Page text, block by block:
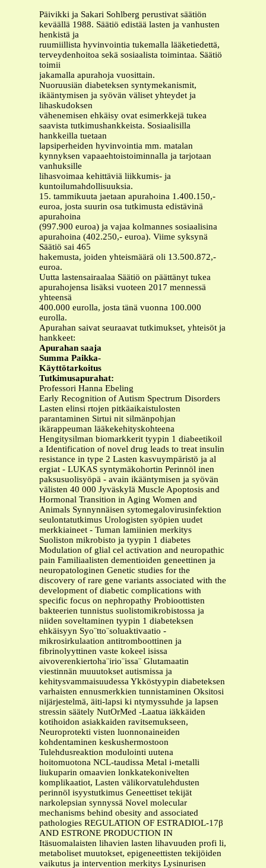
Päivikki ja Sakari Sohlberg perustivat säätiön
keväällä 1988. Säätiö edistää lasten ja vanhusten
henkistä ja
ruumiillista hyvinvointia tukemalla lääketiedettä,
terveydenhoitoa sekä sosiaalista toimintaa. Säätiö
toimii
jakamalla apurahoja vuosittain.
Nuoruusiän diabeteksen syntymekanismit,
ikääntymisen ja syövän väliset yhteydet ja
lihaskudoksen
vähenemisen ehkäisy ovat esimerkkejä tukea
saavista tutkimushankkeista. Sosiaalisilla
hankkeilla tuetaan
lapsiperheiden hyvinvointia mm. matalan
kynnyksen vapaaehtoistoiminnalla ja tarjotaan
vanhuksille
lihasvoimaa kehittäviä liikkumis- ja
kuntoilumahdollisuuksia.
15. tammikuuta jaetaan apurahoina 1.400.150,-
euroa, josta suurin osa tutkimusta edistävinä
apurahoina
(997.900 euroa) ja vajaa kolmannes sosiaalisina
apurahoina (402.250,- euroa). Viime syksynä
Säätiö sai 465
hakemusta, joiden yhteismäärä oli 13.500.872,-
euroa.
Uutta lastensairaalaa Säätiö on päättänyt tukea
apurahojensa lisäksi vuoteen 2017 mennessä
yhteensä
400.000 eurolla, josta tänä vuonna 100.000
eurolla.
Apurahan saivat seuraavat tutkimukset, yhteisöt ja
hankkeet:
Apurahan saaja
Summa Paikka-
Käyttötarkoitus
Tutkimusapurahat:
Professori Hanna Ebeling
Early Recognition of Autism Spectrum Disorders
Lasten elinsi rtojen pitkäaikaistulosten
parantaminen Sirtui nit silmänpohjan
ikärappeuman lääkekehityskohteena
Hengitysilman biomarkkerit tyypin 1 diabeetikoil
a Identification of novel drug leads to treat insulin
resistance in type 2 Lasten kasvuympäristö ja al
ergiat - LUKAS syntymäkohortin Perinnöl inen
paksusuolisyöpä - avain ikääntymisen ja syövän
välisten 40 000 Jyväskylä Muscle Apoptosis and
Hormonal Transition in Aging Women and
Animals Synnynnäisen sytomegalovirusinfektion
seulontatutkimus Urologisten syöpien uudet
merkkiaineet - Tuman lamiinien merkitys
Suoliston mikrobisto ja tyypin 1 diabetes
Modulation of glial cel activation and neuropathic
pain Familiaalisten dementioiden geneettinen ja
neuropatologinen Genetic studies for the
discovery of rare gene variants associated with the
development of diabetic complications with
specific focus on nephropathy Probioottisten
bakteerien tunnistus suolistomikrobistossa ja
niiden soveltaminen tyypin 1 diabeteksen
ehkäisyyn Syo¨tto¨soluaktivaatio -
mikrosirkulaation antitromboottinen ja
fibrinolyyttinen vaste kokeel isissa
aivoverenkiertoha¨irio¨issa¨ Glutamaatin
viestinnän muuutokset autismissa ja
kehitysvammaisuudessa Ykköstyypin diabeteksen
varhaisten ennusmerkkien tunnistaminen Oksitosi
nijärjestelmä, äiti-lapsi ki ntymyssuhde ja lapsen
stressin säätely NutOrMed -Laatua iäkkäiden
kotihoidon asiakkaiden ravitsemukseen,
Neuroprotekti visten luonnonaineiden
kohdentaminen keskushermostoon
Tulehdusreaktion modulointi uutena
hoitomuotona NCL-taudissa Metal i-metalli
liukuparin omaavien lonkkatekonivelten
komplikaatiot, Lasten välikorvatulehdusten
perinnöl isyystutkimus Geneettiset tekijät
narkolepsian synnyssä Novel molecular
mechanisms behind obesity and associated
pathologies REGULATION OF ESTRADIOL-17β
AND ESTRONE PRODUCTION IN
Itäsuomalaisten lihavien lasten lihavuuden profi li,
metaboliset muutokset, epigeneettisten tekijöiden
vaikutus ja intervention merkitys Lysinurisen